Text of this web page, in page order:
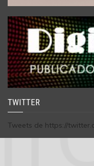
TWITTER
Tweets de https://